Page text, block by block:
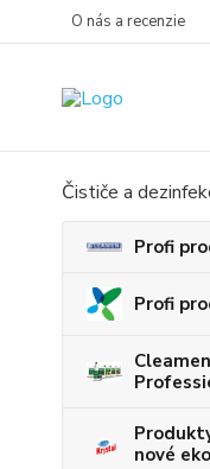
O nás a recenzie
Čističe a
Profi
Profi
nové